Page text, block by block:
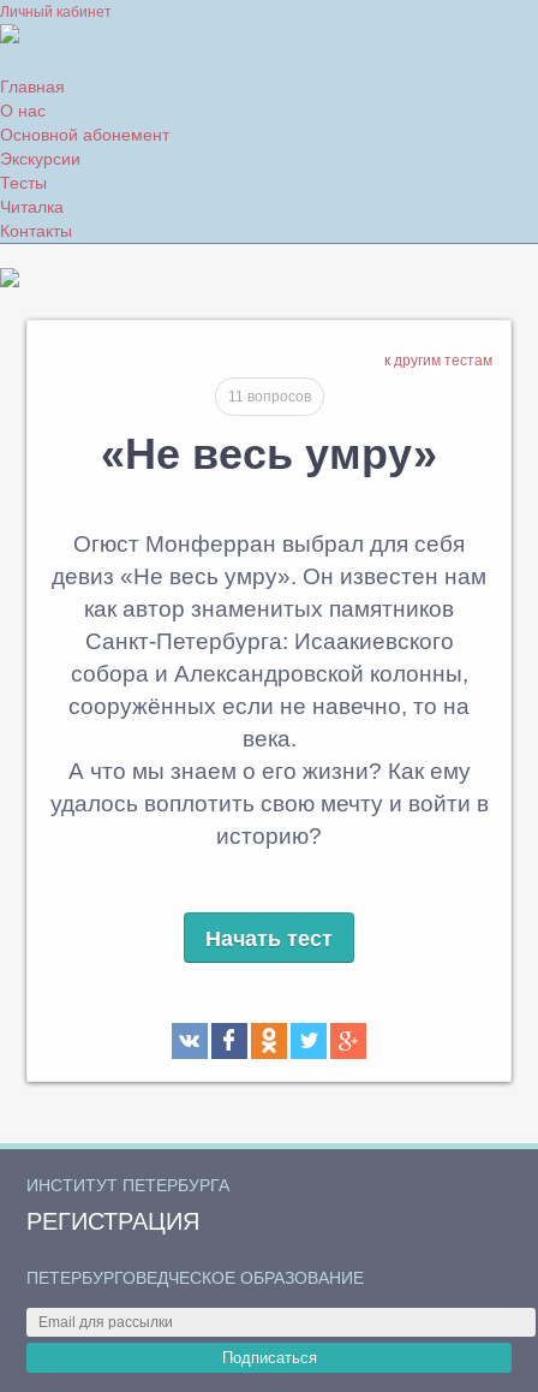
Личный кабинет
Главная
О нас
Основной абонемент
Экскурсии
Тесты
Читалка
Контакты
к другим тестам
11 вопросов
«Не весь умру»
Огюст Монферран выбрал для себя
девиз «Не весь умру». Он известен нам
как автор знаменитых памятников
Санкт-Петербурга: Исаакиевского
собора и Александровской колонны,
сооружённых если не навечно, то на
века.
А что мы знаем о его жизни? Как ему
удалось воплотить свою мечту и войти в
историю?
Начать тест
ИНСТИТУТ ПЕТЕРБУРГА
РЕГИСТРАЦИЯ
ПЕТЕРБУРГОВЕДЧЕСКОЕ ОБРАЗОВАНИЕ
Подписаться